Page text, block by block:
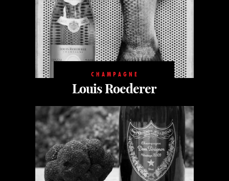
CHAMPAGNE
Louis Roederer